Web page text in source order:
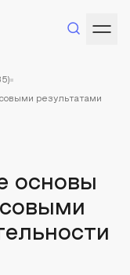
результатами
основы